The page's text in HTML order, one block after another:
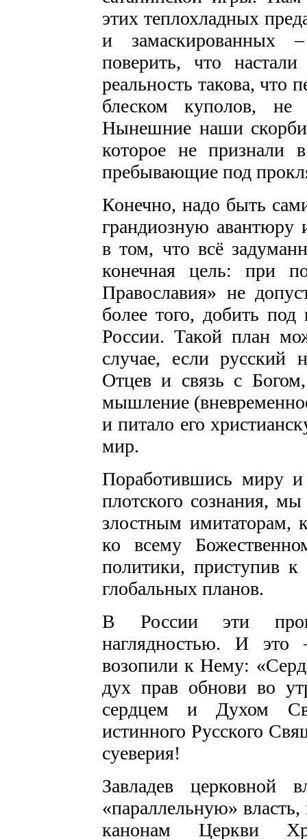
этих теплохладных
и замаскированных
поверить, что
реальность такова, что
блеском куполов, не
Нынешние наши
которое не признали
пребывающие под
Конечно, надо быть
грандиозную авантюру
в том, что всё
конечная цель: при
Православия» не
более того, добить
России. Такой план
случае, если русский
Отцев и связь с
мышление
и питало его
мир.
Поработившись миру и
плотского сознания,
злостным имитаторам,
ко всему
политики, приступив
глобальных планов.
В России эти
наглядностью. И
возопили к Нему:
дух прав обнови во
сердцем и Духом
истинного Русского
суеверия!
Завладев церковной
«параллельную»
канонам Церкви